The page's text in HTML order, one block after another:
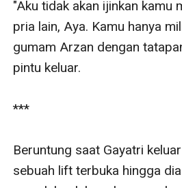
"Aku tidak akan ijinkan kamu
pria lain, Aya. Kamu hanya
gumam Arzan dengan
pintu keluar.
***
Beruntung saat Gayatri
sebuah lift terbuka hingga